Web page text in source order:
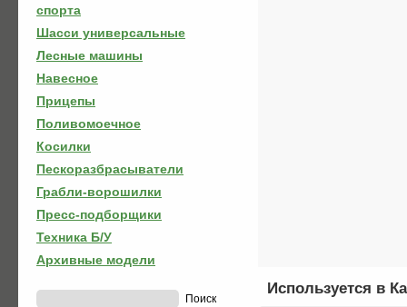
спорта
Шасси универсальные
Лесные машины
Навесное
Прицепы
Поливомоечное
Косилки
Пескоразбрасыватели
Грабли-ворошилки
Пресс-подборщики
Техника Б/У
Архивные модели
Используется в